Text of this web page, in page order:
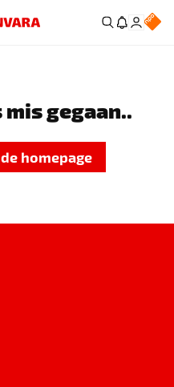
gegaan..
homepage